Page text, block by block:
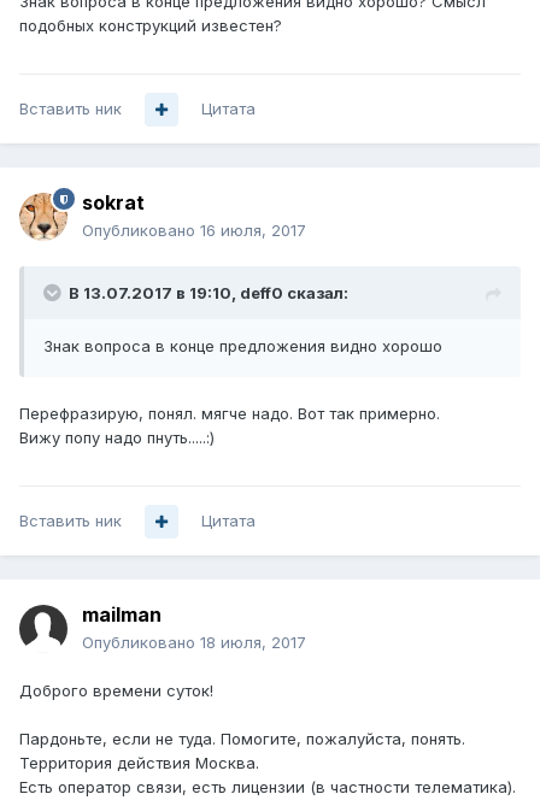
подобных конструкций известен?
Вставить ник Цитата
sokrat
Опубликовано 16 июля, 2017
В 13.07.2017 в 19:10, deff0 сказал:
Знак вопроса в конце предложения видно хорошо
Перефразирую, понял. мягче надо. Вот так примерно.
Вижу попу надо пнуть.....:)
Вставить ник Цитата
mailman
Опубликовано 18 июля, 2017
Доброго времени суток!
Пардоньте, если не туда. Помогите, пожалуйста, понять.
Территория действия Москва.
Есть оператор связи, есть лицензии (в частности телематика).